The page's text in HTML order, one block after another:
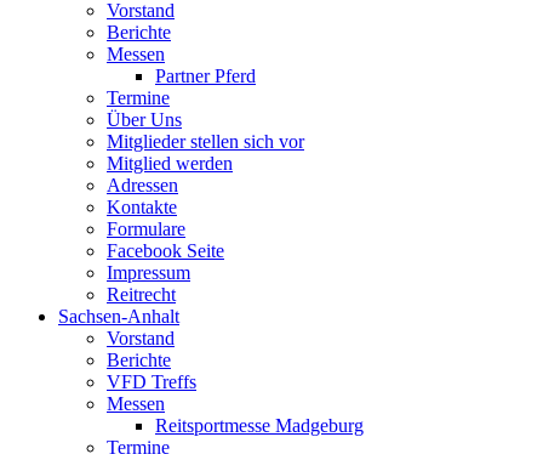
Vorstand
Berichte
Messen
Partner Pferd
Termine
Über Uns
Mitglieder stellen sich vor
Mitglied werden
Adressen
Kontakte
Formulare
Facebook Seite
Impressum
Reitrecht
Sachsen-Anhalt
Vorstand
Berichte
VFD Treffs
Messen
Reitsportmesse Madgeburg
Termine